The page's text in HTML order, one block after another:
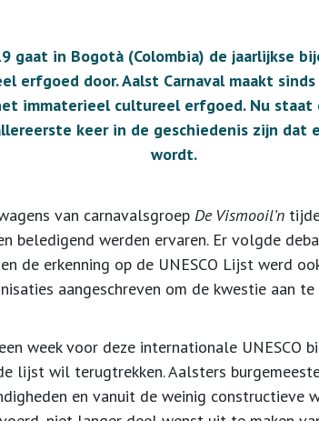
gaat in Bogotà (Colombia) de jaarlijkse
erfgoed door. Aalst Carnaval maakt
immaterieel cultureel erfgoed. Nu staat
keer in de geschiedenis zijn dat
wordt.
van carnavalsgroep De Vismooil’n
beledigend werden ervaren. Er volgde
de erkenning op de UNESCO Lijst werd o
aangeschreven om de kwestie aan te
week voor deze internationale UNESCO
lijst wil terugtrekken. Aalsters
en vanuit de weinig constructieve